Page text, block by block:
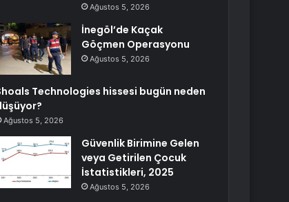
Ağustos 5, 2026
İnegöl’de Kaçak
Göçmen Operasyonu
Ağustos 5, 2026
Technologies hissesi bugün neden
Ağustos 5, 2026
Güvenlik Birimine Gelen
veya Getirilen Çocuk
İstatistikleri, 2025
Ağustos 5, 2026